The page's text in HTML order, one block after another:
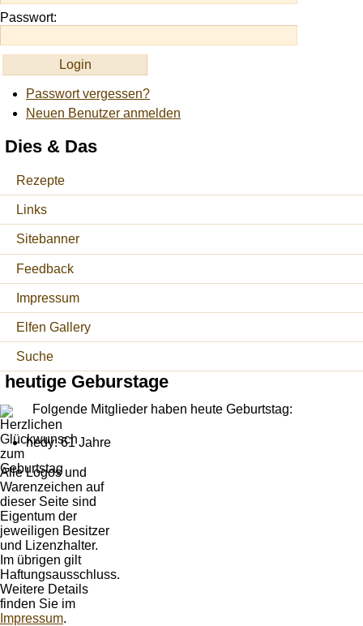
Passwort:
Passwort vergessen?
Neuen Benutzer anmelden
Dies & Das
Rezepte
Links
Sitebanner
Feedback
Impressum
Elfen Gallery
Suche
heutige Geburstage
Folgende Mitglieder haben heute Geburtstag:
hedy: 61 Jahre
Alle Logos und
Warenzeichen auf
dieser Seite sind
Eigentum der
jeweiligen Besitzer
und Lizenzhalter.
Im übrigen gilt
Haftungsausschluss.
Weitere Details
finden Sie im
Impressum.